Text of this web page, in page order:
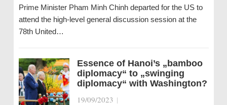
Prime Minister Pham Minh Chinh departed for the US to
attend the high-level general discussion session at the
78th United…
Essence of Hanoi’s „bamboo
diplomacy“ to „swinging
diplomacy“ with Washington?
19/09/2023 |